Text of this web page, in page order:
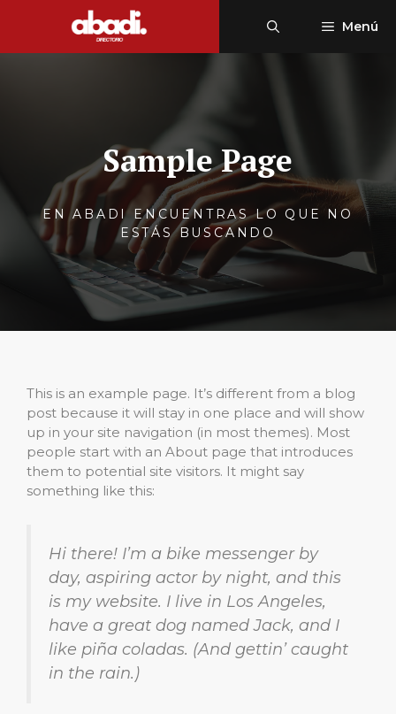
Menú
Sample Page
EN ABADI ENCUENTRAS LO QUE NO
ESTÁS BUSCANDO
This is an example page. It’s different from a blog
post because it will stay in one place and will show
up in your site navigation (in most themes). Most
people start with an About page that introduces
them to potential site visitors. It might say
something like this:
Hi there! I’m a bike messenger by
day, aspiring actor by night, and this
is my website. I live in Los Angeles,
have a great dog named Jack, and I
like piña coladas. (And gettin’ caught
in the rain.)